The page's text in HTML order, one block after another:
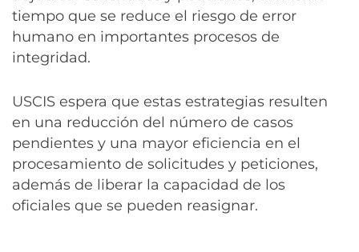
tiempo que se reduce el riesgo de error
humano en importantes procesos de
integridad.
USCIS espera que estas estrategias resulten
en una reducción del número de casos
pendientes y una mayor eficiencia en el
procesamiento de solicitudes y peticiones,
además de liberar la capacidad de los
oficiales que se pueden reasignar.